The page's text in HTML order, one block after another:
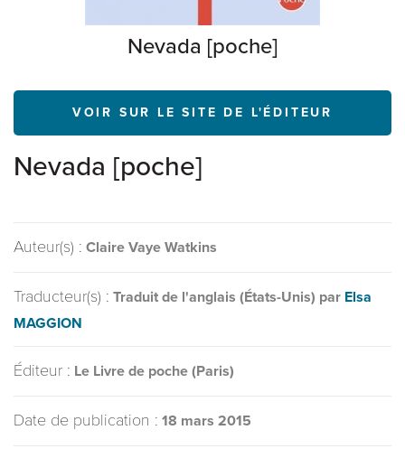
Nevada [poche]
VOIR SUR LE SITE DE L'ÉDITEUR
Nevada [poche]
Auteur(s) : Claire Vaye Watkins
Traducteur(s) : Traduit de l'anglais (États-Unis) par Elsa
MAGGION
Éditeur : Le Livre de poche (Paris)
Date de publication : 18 mars 2015